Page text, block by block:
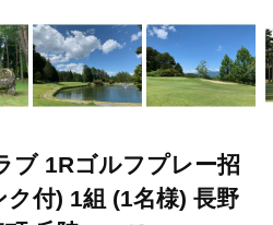
ブ 1Rゴルフプレー招
付) 1組 (1名様) 長野